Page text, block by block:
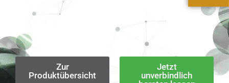
Zur
Produktübersicht
Jetzt
unverbindlich